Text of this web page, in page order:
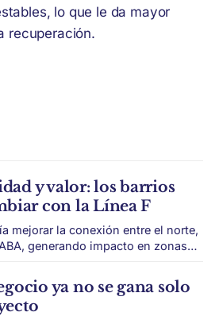
lo que le da mayor
recuperación.
y valor: los barrios
con la Línea F
mejorar la conexión entre el norte,
generando impacto en zonas
el mapa inmobiliario de una
ya no se gana solo